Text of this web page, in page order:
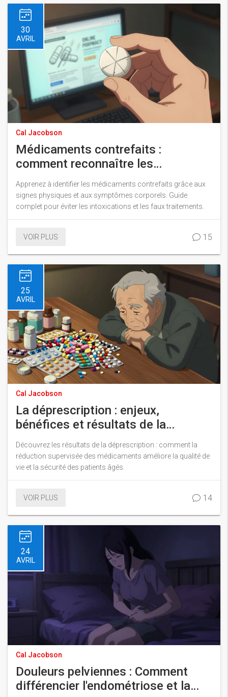
30
AVRIL
Cal Jacobson
Médicaments contrefaits :
comment reconnaître les
symptômes et les signes d'alerte
Apprenez à identifier les médicaments contrefaits grâce aux
signes physiques et aux symptômes corporels. Guide
complet pour éviter les intoxications et les faux traitements.
VOIR PLUS 15
25
AVRIL
Cal Jacobson
La déprescription : enjeux,
bénéfices et résultats de la
réduction des médicaments
Découvrez les résultats de la déprescription : comment la
réduction supervisée des médicaments améliore la qualité de
vie et la sécurité des patients âgés.
VOIR PLUS 14
24
AVRIL
Cal Jacobson
Douleurs pelviennes : Comment
différencier l'endométriose et la